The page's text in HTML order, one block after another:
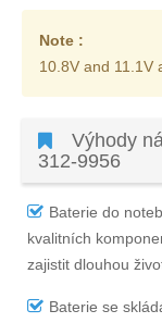
Note :
10.8V and 11.1V
Výhody
312-9956
Baterie do
kvalitních
zajistit dlouhou
Baterie se